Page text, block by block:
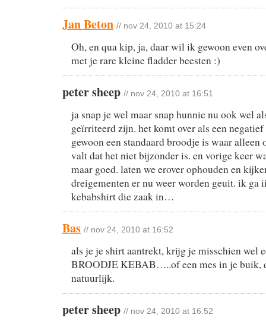
Jan Beton // nov 24, 2010 at 15:24
Oh, en qua kip, ja, daar wil ik gewoon even
met je rare kleine fladder beesten :)
peter sheep // nov 24, 2010 at 16:51
ja snap je wel maar snap hunnie nu ook wel
geïrriteerd zijn. het komt over als een
gewoon een standaard broodje is waar alleen
valt dat het niet bijzonder is. en vorige keer
maar goed. laten we erover ophouden en
dreigementen er nu weer worden geuit. ik ga
kebabshirt die zaak in…
Bas // nov 24, 2010 at 16:52
als je je shirt aantrekt, krijg je misschien wel
BROODJE KEBAB…..of een mes in je buik,
natuurlijk.
peter sheep // nov 24, 2010 at 16:52